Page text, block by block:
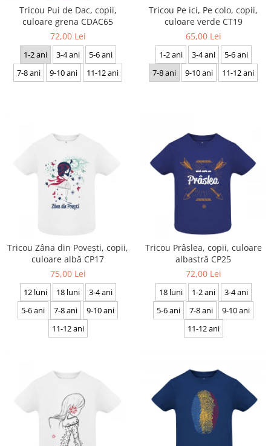
Tricou Pui de Dac, copii,
culoare grena CDAC65
72,00 Lei
1-2 ani 3-4 ani
5-6 ani
7-8 ani
9-10 ani 11-12 ani
Tricou Pe ici, Pe colo, copii,
culoare verde CT19
65,00 Lei
1-2 ani 3-4 ani
5-6 ani
7-8 ani
9-10 ani 11-12 ani
Tricou Zâna din Povești, copii,
culoare albă CP17
75,00 Lei
12 luni 18 luni
3-4 ani
5-6 ani
7-8 ani
9-10 ani
11-12 ani
Tricou Prâslea, copii, culoare
albastră CP25
72,00 Lei
18 luni 1-2 ani
3-4 ani
5-6 ani
7-8 ani
9-10 ani
11-12 ani